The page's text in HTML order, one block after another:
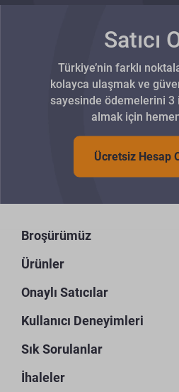
Satıcı
Türkiye’nin farklı
kolayca ulaşmak ve
sayesinde ödemelerini 3
almak için hemen
Ücretsiz Hesap
Broşürümüz
Ürünler
Onaylı Satıcılar
Kullanıcı Deneyimleri
Sık Sorulanlar
İhaleler